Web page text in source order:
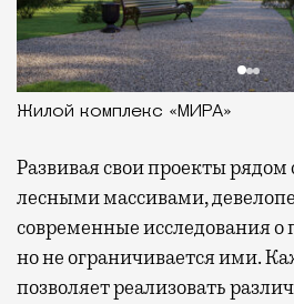
Жилой комплекс «МИРА»
Развиваясвои проекты рядом
лесными массивами,
современные исследования о
но не ограничивается ими.
позволяет реализовать